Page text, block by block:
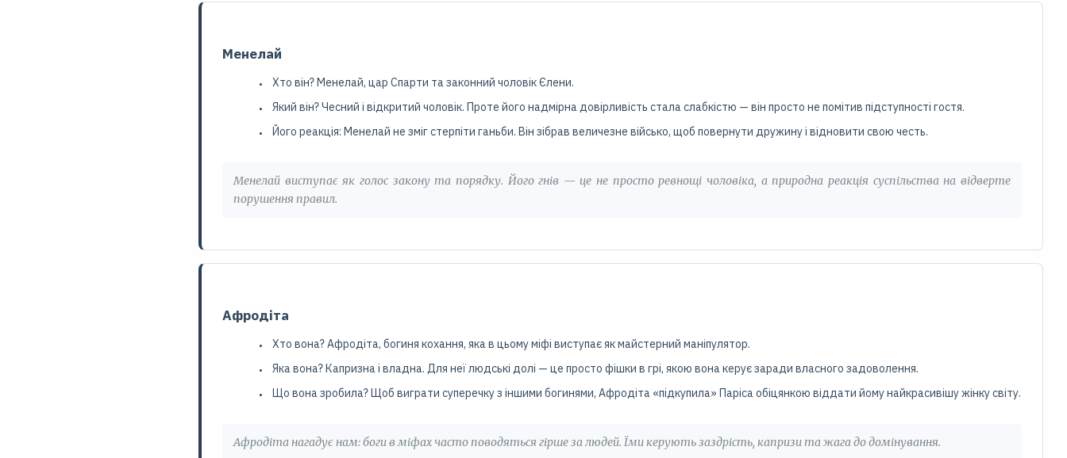
Менелай
Хто він? Менелай, цар Спарти та законний чоловік Єлени.
Який він? Чесний і відкритий чоловік. Проте його надмірна довірливість стала слабкістю — він просто не помітив підступності гостя.
Його реакція: Менелай не зміг стерпіти ганьби. Він зібрав величезне військо, щоб повернути дружину і відновити свою честь.
Менелай виступає як голос закону та порядку. Його гнів — це не просто ревнощі чоловіка, а природна реакція суспільства на відверте
порушення правил.
Афродіта
Хто вона? Афродіта, богиня кохання, яка в цьому міфі виступає як майстерний маніпулятор.
Яка вона? Капризна і владна. Для неї людські долі — це просто фішки в грі, якою вона керує заради власного задоволення.
Що вона зробила? Щоб виграти суперечку з іншими богинями, Афродіта «підкупила» Паріса обіцянкою віддати йому найкрасивішу жінку світу.
Афродіта нагадує нам: боги в міфах часто поводяться гірше за людей. Їми керують заздрість, капризи та жага до домінування.